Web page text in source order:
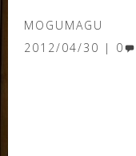
MOGUMAGU
2012/04/30
0